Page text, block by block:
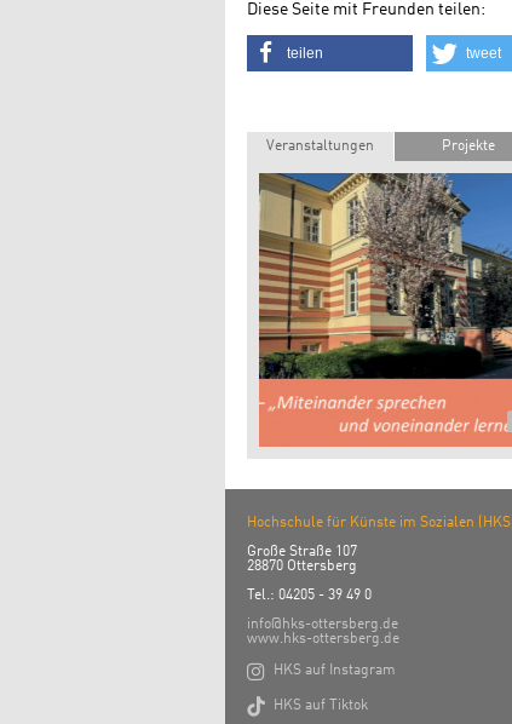
Diese Seite mit Freunden teilen:
teilen tweet
Veranstaltungen Projekte
Hochschule für Künste im Sozialen (HKS)
Große Straße 107
28870 Ottersberg
Tel.: 04205 - 39 49 0
info@hks-ottersberg.de
www.hks-ottersberg.de
 HKS auf Instagram
 HKS auf Tiktok